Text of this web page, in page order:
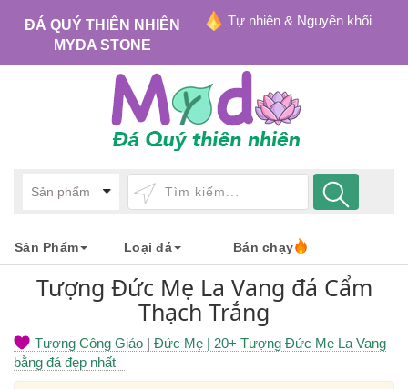
ĐÁ QUÝ THIÊN NHIÊN
MYDA STONE
Tự nhiên & Nguyên khối
Sản Phẩm Loại đá Bán chạy
Tượng Đức Mẹ La Vang đá Cẩm
Thạch Trắng
Tượng Công Giáo | Đức Mẹ | 20+ Tượng Đức Mẹ La Vang
bằng đá đẹp nhất